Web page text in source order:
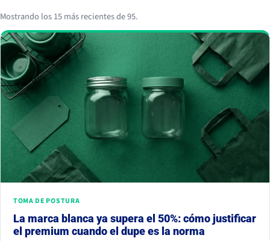
Mostrando los 15 más recientes de 95.
TOMA DE POSTURA
La marca blanca ya supera el 50%: cómo justificar
el premium cuando el dupe es la norma